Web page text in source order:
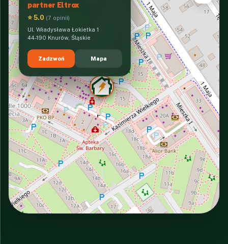
partner Eltrox
⭐ 5.0 (7 opinii)
Ul. Władysława Łokietka 1
44-190 Knurów, Śląskie
Zadzwoń Mapa
INTERACTIVE VIEW